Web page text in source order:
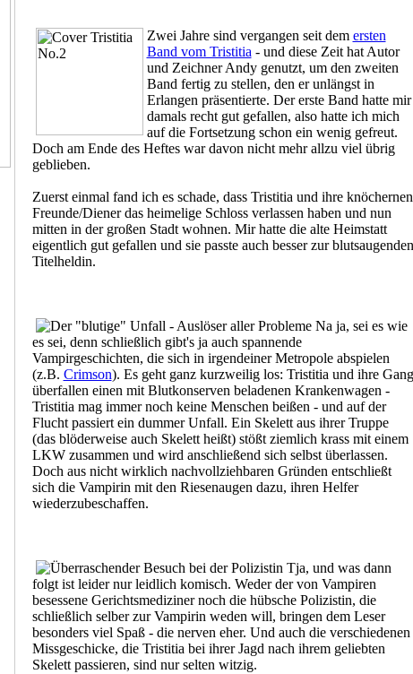
Zwei Jahre sind vergangen seit dem ersten
Band vom Tristitia- und diese Zeit hat Autor
und Zeichner Andy genutzt, um den zweiten
Band fertig zu stellen, den er unlängst in
Erlangen präsentierte. Der erste Band hatte mir
damals recht gut gefallen, also hatte ich mich
auf die Fortsetzung schon ein wenig gefreut.
Doch am Ende des Heftes war davon nicht mehr allzu viel übrig
geblieben.
Zuerst einmal fand ich es schade, dass Tristitia und ihre knöchernen
Freunde/Diener das heimelige Schloss verlassen haben und nun
mitten in der großen Stadt wohnen. Mir hatte die alte Heimstatt
eigentlich gut gefallen und sie passte auch besser zur blutsaugenden
Titelheldin.
Na ja, sei es wie
es sei, denn schließlich gibt's ja auch spannende
Vampirgeschichten, die sich in irgendeiner Metropole abspielen
(z.B. Crimson). Es geht ganz kurzweilig los: Tristitia und ihre Gang
überfallen einen mit Blutkonserven beladenen Krankenwagen -
Tristitia mag immer noch keine Menschen beißen - und auf der
Flucht passiert ein dummer Unfall. Ein Skelett aus ihrer Truppe
(das blöderweise auch Skelett heißt) stößt ziemlich krass mit einem
LKW zusammen und wird anschließend sich selbst überlassen.
Doch aus nicht wirklich nachvollziehbaren Gründen entschließt
sich die Vampirin mit den Riesenaugen dazu, ihren Helfer
wiederzubeschaffen.
Tja, und was dann
folgt ist leider nur leidlich komisch. Weder der von Vampiren
besessene Gerichtsmediziner noch die hübsche Polizistin, die
schließlich selber zur Vampirin weden will, bringen dem Leser
besonders viel Spaß - die nerven eher. Und auch die verschiedenen
Missgeschicke, die Tristitia bei ihrer Jagd nach ihrem geliebten
Skelett passieren, sind nur selten witzig.